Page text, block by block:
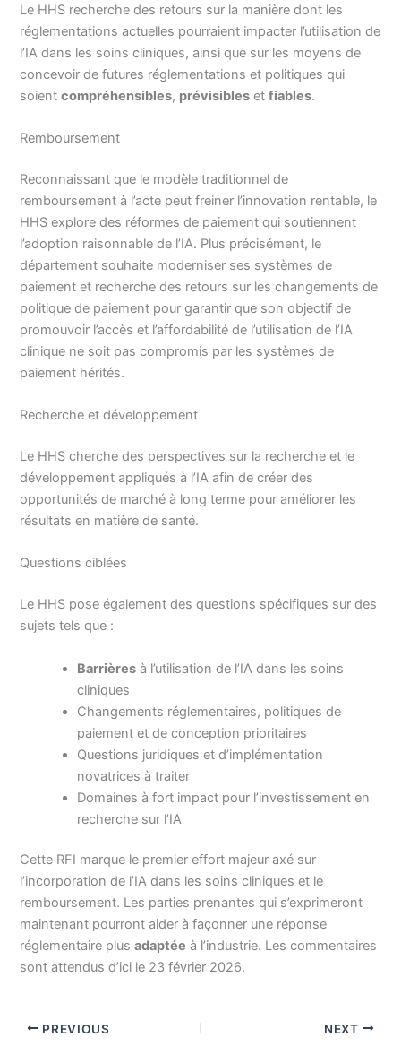
Le HHS recherche des retours sur la manière dont les
réglementations actuelles pourraient impacter l’utilisation de
l’IA dans les soins cliniques, ainsi que sur les moyens de
concevoir de futures réglementations et politiques qui
soientcompréhensibles, prévisibles etfiables.
Remboursement
Reconnaissant que le modèle traditionnel de
remboursement à l’acte peut freiner l’innovation rentable, le
HHS explore des réformes de paiement qui soutiennent
l’adoption raisonnable de l’IA. Plus précisément, le
département souhaite moderniser ses systèmes de
paiement et recherche des retours sur les changements de
politique de paiement pour garantir que son objectif de
promouvoir l’accès et l’affordabilité de l’utilisation de l’IA
clinique ne soit pas compromis par les systèmes de
paiement hérités.
Recherche et développement
Le HHS cherche des perspectives sur la recherche et le
développement appliqués à l’IA afin de créer des
opportunités de marché à long terme pour améliorer les
résultats en matière de santé.
Questions ciblées
Le HHS pose également des questions spécifiques sur des
sujets tels que :
Barrières à l’utilisation de l’IA dans les soins
cliniques
Changements réglementaires, politiques de
paiement et de conception prioritaires
Questions juridiques et d’implémentation
novatrices à traiter
Domaines à fort impact pour l’investissement en
recherche sur l’IA
Cette RFI marque le premier effort majeur axé sur
l’incorporation de l’IA dans les soins cliniques et le
remboursement. Les parties prenantes qui s’exprimeront
maintenant pourront aider à façonner une réponse
réglementaire plusadaptée à l’industrie. Les commentaires
sont attendus d’ici le 23 février 2026.
PREVIOUS NEXT